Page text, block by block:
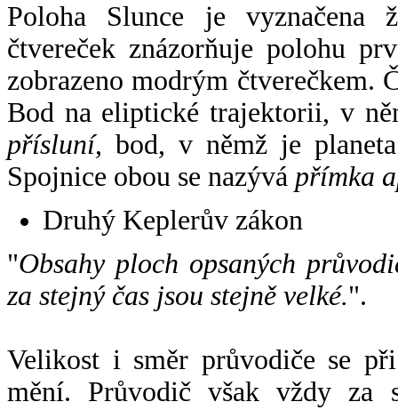
Poloha Slunce je vyznačena
čtvereček znázorňuje polohu
zobrazeno modrým čtverečkem.
Bod na eliptické trajektorii, v
přísluní, bod, v němž je
Spojnice obou se nazývá přímka
Druhý Keplerův zákon
"Obsahy ploch opsaných
za stejný čas jsou stejně velké.".
Velikost i směr průvodiče se
mění. Průvodič však vždy za